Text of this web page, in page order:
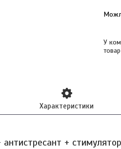
У
Характеристики
антистресант +